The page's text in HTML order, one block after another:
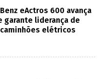
eActros 600 avança
garante liderança de
elétricos